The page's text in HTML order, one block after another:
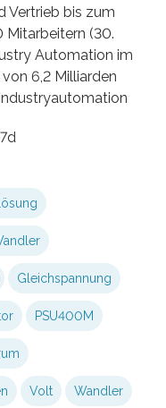
Vertrieb bis zum
Mitarbeitern (30.
Automation im
6,2 Milliarden
Gleichspannung
PSU400M
Volt Wandler